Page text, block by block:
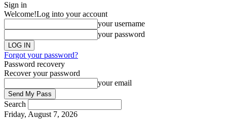
Sign in
Welcome!Log into your account
your username
your password
Forgot your password?
Password recovery
Recover your password
your email
Search
Friday, August 7, 2026